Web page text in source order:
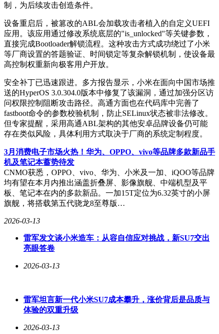
制，为后续攻击创造条件。
设备重启后，被篡改的ABL会加载攻击者植入的自定义UEFI
应用。该应用通过修改系统底层的"is_unlocked"等关键参数，
直接完成Bootloader解锁流程。这种攻击方式成功绕过了小米
等厂商设置的答题验证、时间锁定等复杂解锁机制，使设备最
高控制权重新向极客用户开放。
安全补丁已迅速跟进。多方报告显示，小米在面向中国市场推
送的HyperOS 3.0.304.0版本中修复了该漏洞，通过加强分区访
问权限控制阻断攻击路径。高通方面也在代码库中完善了
fastboot命令的参数校验机制，防止SELinux状态被非法修改。
但专家提醒，采用高通ABL架构的其他安卓品牌设备仍可能
存在类似风险，具体利用方式取决于厂商的系统定制程度。
3月消费电子市场火热！华为、OPPO、vivo等品牌多款新品手
机及笔记本蓄势待发
CNMO获悉，OPPO、vivo、华为、小米及一加、iQOO等品牌
均有望在本月内推出涵盖折叠屏、影像旗舰、中端机型及平
板、笔记本在内的多款新品。一加15T定位为6.32英寸的小屏
旗舰，将搭载第五代骁龙8至尊版…
2026-03-13
雷军发文谈小米造车：从容自信应对挑战，新SU7交出
亮眼答卷
2026-03-13
雷军坦言新一代小米SU7成本攀升，涨价背后是品质与
体验的双重升级
2026-03-13